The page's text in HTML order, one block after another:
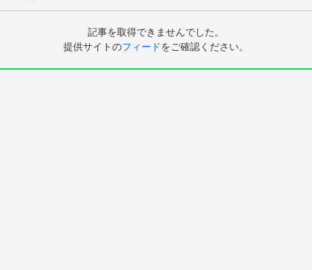
記事を取得できませんでした。
提供サイトのフィードをご確認ください。